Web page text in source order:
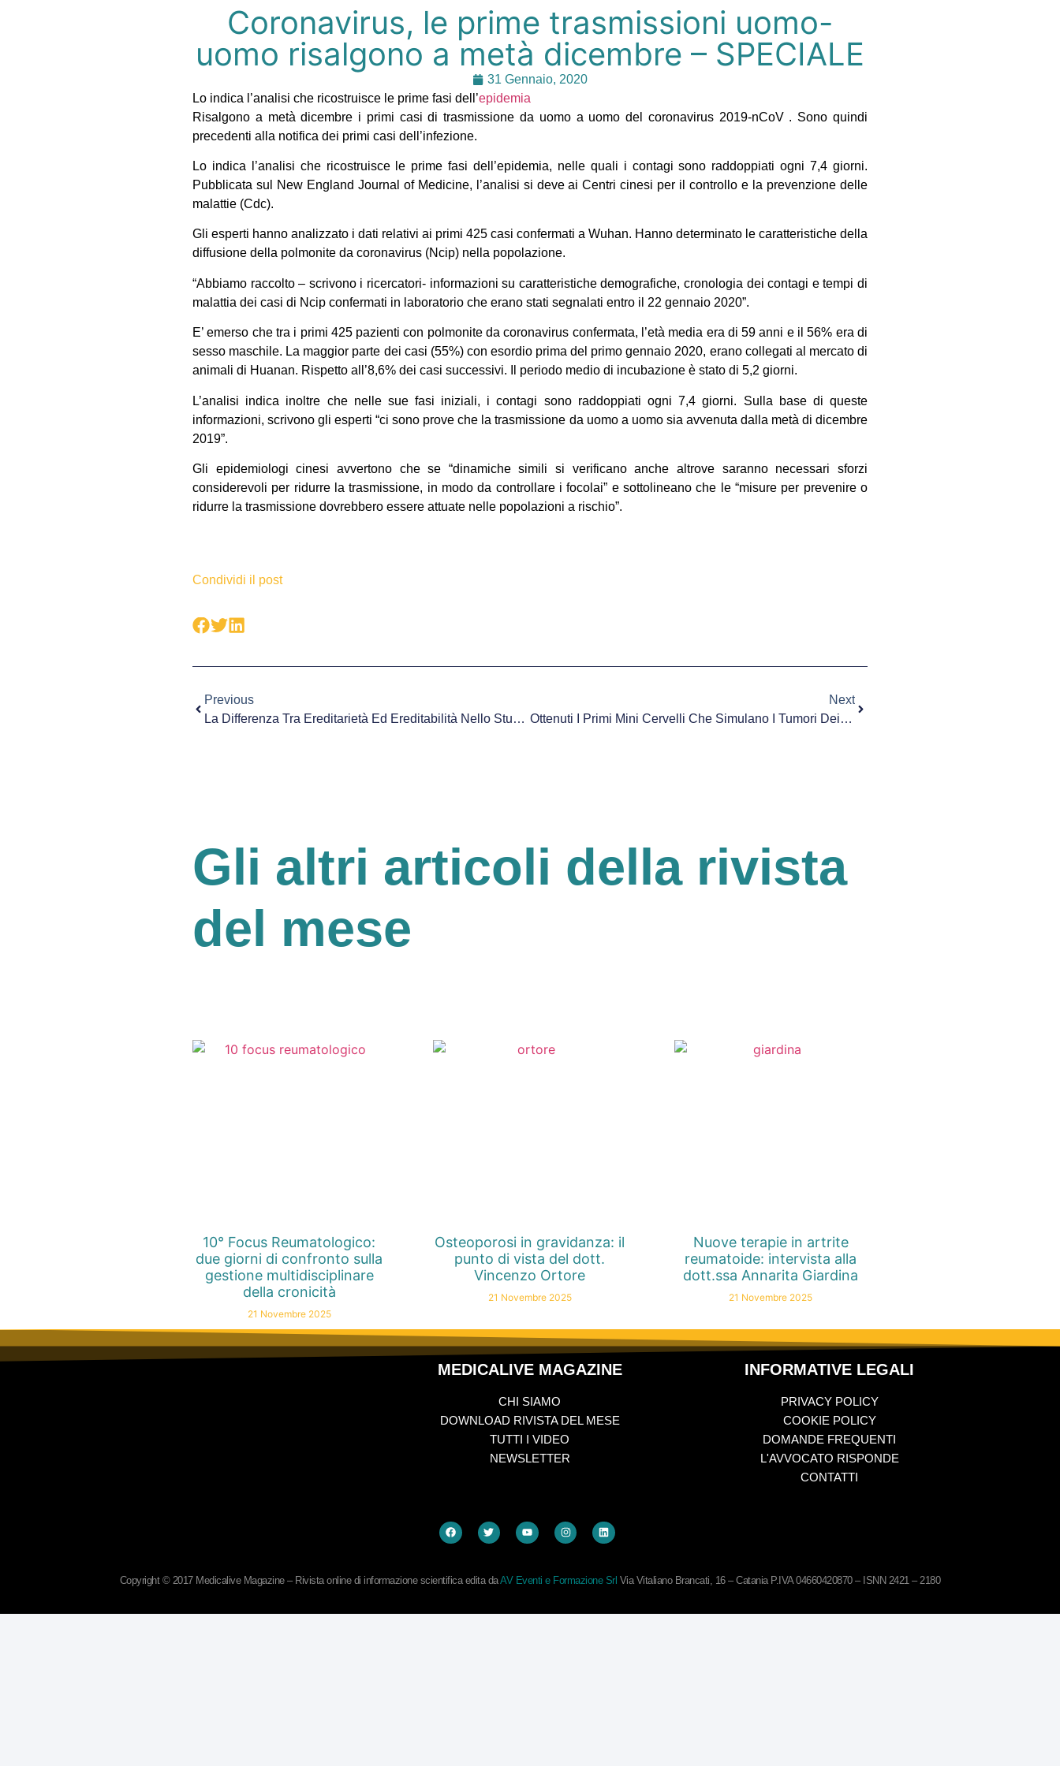
Coronavirus, le prime trasmissioni uomo-
uomo risalgono a metà dicembre – SPECIALE
31 Gennaio, 2020
Lo indica l’analisi che ricostruisce le prime fasi dell’epidemia
Risalgono a metà dicembre i primi casi di trasmissione da uomo a uomo del coronavirus 2019-nCoV . Sono quindi
precedenti alla notifica dei primi casi dell’infezione.
Lo indica l’analisi che ricostruisce le prime fasi dell’epidemia, nelle quali i contagi sono raddoppiati ogni 7,4 giorni.
Pubblicata sul New England Journal of Medicine, l’analisi si deve ai Centri cinesi per il controllo e la prevenzione delle
malattie (Cdc).
Gli esperti hanno analizzato i dati relativi ai primi 425 casi confermati a Wuhan. Hanno determinato le caratteristiche della
diffusione della polmonite da coronavirus (Ncip) nella popolazione.
“Abbiamo raccolto – scrivono i ricercatori- informazioni su caratteristiche demografiche, cronologia dei contagi e tempi di
malattia dei casi di Ncip confermati in laboratorio che erano stati segnalati entro il 22 gennaio 2020”.
E’ emerso che tra i primi 425 pazienti con polmonite da coronavirus confermata, l’età media era di 59 anni e il 56% era di
sesso maschile. La maggior parte dei casi (55%) con esordio prima del primo gennaio 2020, erano collegati al mercato di
animali di Huanan. Rispetto all’8,6% dei casi successivi. Il periodo medio di incubazione è stato di 5,2 giorni.
L’analisi indica inoltre che nelle sue fasi iniziali, i contagi sono raddoppiati ogni 7,4 giorni. Sulla base di queste
informazioni, scrivono gli esperti “ci sono prove che la trasmissione da uomo a uomo sia avvenuta dalla metà di dicembre
2019”.
Gli epidemiologi cinesi avvertono che se “dinamiche simili si verificano anche altrove saranno necessari sforzi
considerevoli per ridurre la trasmissione, in modo da controllare i focolai” e sottolineano che le “misure per prevenire o
ridurre la trasmissione dovrebbero essere attuate nelle popolazioni a rischio”.
Condividi il post
Previous
La Differenza Tra Ereditarietà Ed Ereditabilità Nello Studio Dei Tratti Psicologici
Next
Ottenuti I Primi Mini Cervelli Che Simulano I Tumori Dei Bambini
Gli altri articoli della rivista
del mese
10° Focus Reumatologico:
due giorni di confronto sulla
gestione multidisciplinare
della cronicità
21 Novembre 2025
Osteoporosi in gravidanza: il
punto di vista del dott.
Vincenzo Ortore
21 Novembre 2025
Nuove terapie in artrite
reumatoide: intervista alla
dott.ssa Annarita Giardina
21 Novembre 2025
MEDICALIVE MAGAZINE
CHI SIAMO
DOWNLOAD RIVISTA DEL MESE
TUTTI I VIDEO
NEWSLETTER
INFORMATIVE LEGALI
PRIVACY POLICY
COOKIE POLICY
DOMANDE FREQUENTI
L'AVVOCATO RISPONDE
CONTATTI
Copyright © 2017 Medicalive Magazine – Rivista online di informazione scientifica edita daAV Eventi e Formazione Srl Via Vitaliano Brancati, 16 – Catania P.IVA 04660420870 – ISNN 2421 – 2180